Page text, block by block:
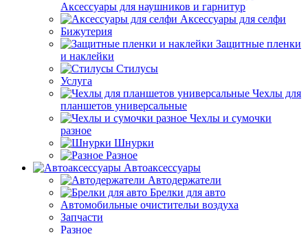
Аксессуары для наушников и гарнитур
Аксессуары для селфи
Бижутерия
Защитные пленки
и наклейки
Стилусы
Услуга
Чехлы для
планшетов универсальные
Чехлы и сумочки
разное
Шнурки
Разное
Автоаксессуары
Автодержатели
Брелки для авто
Автомобильные очистительи воздуха
Запчасти
Разное